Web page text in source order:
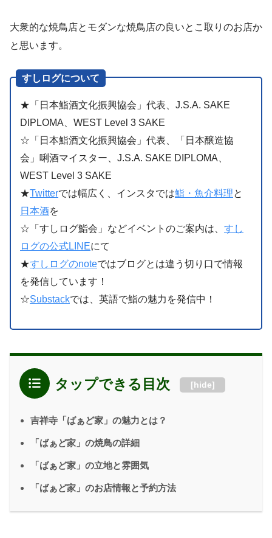
大衆的な焼鳥店とモダンな焼鳥店の良いとこ取りのお店か
と思います。
すしログについて
★「日本鮨酒文化振興協会」代表、J.S.A. SAKE
DIPLOMA、WEST Level 3 SAKE
☆「日本鮨酒文化振興協会」代表、「日本醸造協
会」唎酒マイスター、J.S.A. SAKE DIPLOMA、
WEST Level 3 SAKE
★Twitterでは幅広く、インスタでは鮨・魚介料理と
日本酒を
☆「すしログ鮨会」などイベントのご案内は、 すし
ログの公式LINEにて
★すしログのnoteではブログとは違う切り口で情報
を発信しています！
☆Substackでは、英語で鮨の魅力を発信中！
タップできる目次 [hide]
吉祥寺「ばぁど家」の魅力とは？
「ばぁど家」の焼鳥の詳細
「ばぁど家」の立地と雰囲気
「ばぁど家」のお店情報と予約方法